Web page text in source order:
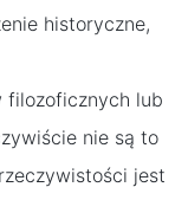
historyczne,
filozoficznych lub
nie są to
jest